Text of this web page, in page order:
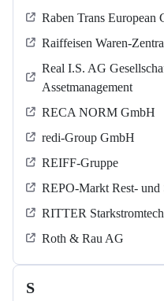
Raben Trans European
Raiffeisen Waren-
Real I.S. AG
Assetmanagement
RECA NORM GmbH
redi-Group GmbH
REIFF-Gruppe
REPO-Markt Rest- und
RITTER
Roth & Rau AG
S